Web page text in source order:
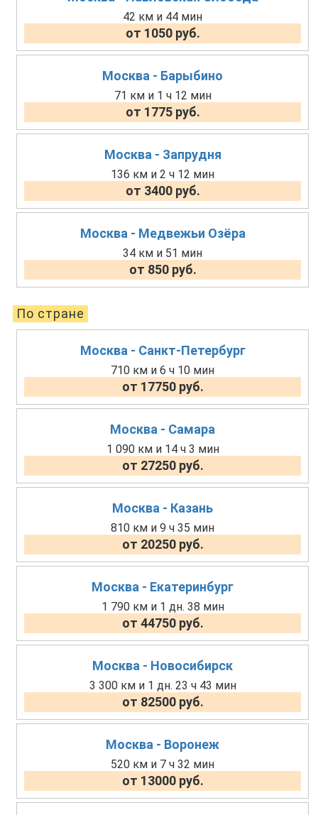
42 км и 44 мин
от 1050 руб.
Москва - Барыбино
71 км и 1 ч 12 мин
от 1775 руб.
Москва - Запрудня
136 км и 2 ч 12 мин
от 3400 руб.
Москва - Медвежьи Озёра
34 км и 51 мин
от 850 руб.
По стране
Москва - Санкт-Петербург
710 км и 6 ч 10 мин
от 17750 руб.
Москва - Самара
1 090 км и 14 ч 3 мин
от 27250 руб.
Москва - Казань
810 км и 9 ч 35 мин
от 20250 руб.
Москва - Екатеринбург
1 790 км и 1 дн. 38 мин
от 44750 руб.
Москва - Новосибирск
3 300 км и 1 дн. 23 ч 43 мин
от 82500 руб.
Москва - Воронеж
520 км и 7 ч 32 мин
от 13000 руб.